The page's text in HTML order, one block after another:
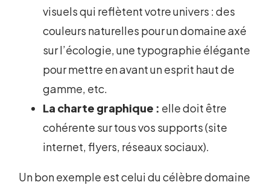
visuels qui reflètent votre univers : des
couleurs naturelles pour un domaine axé
sur l’écologie, une typographie élégante
pour mettre en avant un esprit haut de
gamme, etc.
La charte graphique : elle doit être
cohérente sur tous vos supports (site
internet, flyers, réseaux sociaux).
Un bon exemple est celui du célèbre domaine